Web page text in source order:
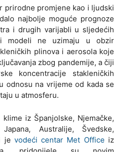
prirodne promjene kao i ljudski
najbolje moguće prognoze
i drugih varijabli u sljedećih
modeli ne uzimaju u obzir
plinova i aerosola koje
zbog pandemije, a čiji
koncentracije stakleničkih
odnosu na vrijeme od kada se
u atmosferu.
iz Španjolske, Njemačke,
Australije, Švedske,
je vodeći centar Met Office iz